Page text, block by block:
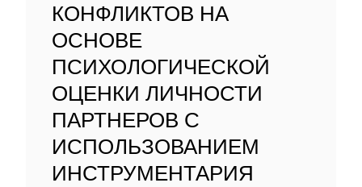
КОНФЛИКТОВ НА
ОСНОВЕ
ПСИХОЛОГИЧЕСКОЙ
ОЦЕНКИ ЛИЧНОСТИ
ПАРТНЕРОВ С
ИСПОЛЬЗОВАНИЕМ
ИНСТРУМЕНТАРИЯ